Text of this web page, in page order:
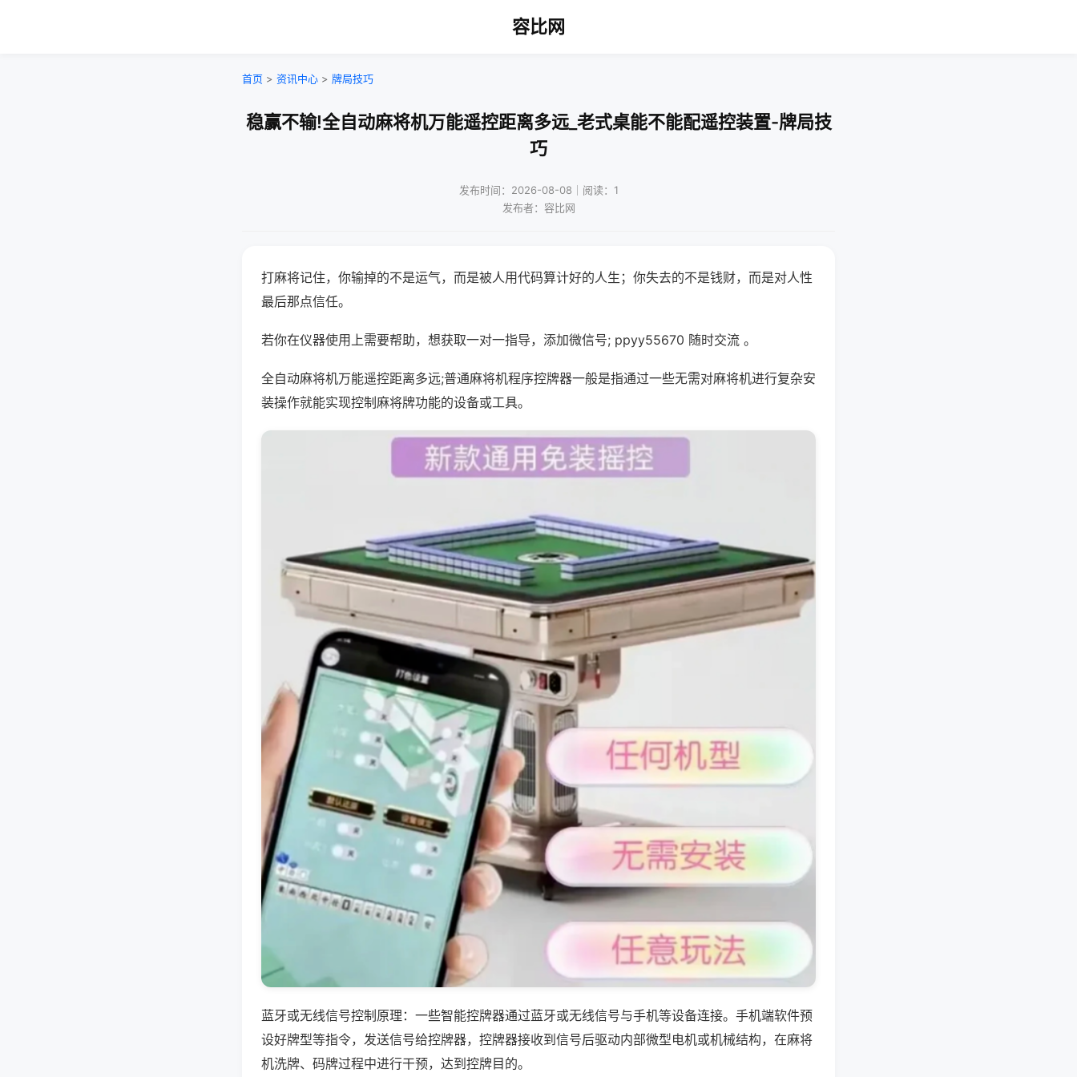
容比网
首页 > 资讯中心 > 牌局技巧
稳赢不输!全自动麻将机万能遥控距离多远_老式桌能不能配遥控装置-牌局技
巧
发布时间：2026-08-08｜阅读：1
发布者：容比网
打麻将记住，你输掉的不是运气，而是被人用代码算计好的人生；你失去的不是钱财，而是对人性
最后那点信任。
若你在仪器使用上需要帮助，想获取一对一指导，添加微信号; ppyy55670 随时交流 。
全自动麻将机万能遥控距离多远;普通麻将机程序控牌器一般是指通过一些无需对麻将机进行复杂安
装操作就能实现控制麻将牌功能的设备或工具。
蓝牙或无线信号控制原理：一些智能控牌器通过蓝牙或无线信号与手机等设备连接。手机端软件预
设好牌型等指令，发送信号给控牌器，控牌器接收到信号后驱动内部微型电机或机械结构，在麻将
机洗牌、码牌过程中进行干预，达到控牌目的。